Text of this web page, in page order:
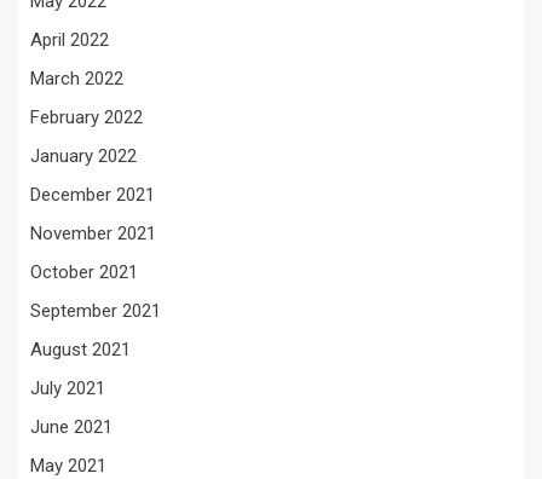
April 2022
March 2022
February 2022
January 2022
December 2021
November 2021
October 2021
September 2021
August 2021
July 2021
June 2021
May 2021